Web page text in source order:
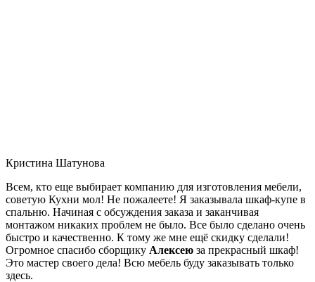
Кристина Шатунова
Всем, кто еще выбирает компанию для изготовления мебели,
советую Кухни мол! Не пожалеете! Я заказывала шкаф-купе в
спальню. Начиная с обсуждения заказа и заканчивая
монтажом никаких проблем не было. Все было сделано очень
быстро и качественно. К тому же мне ещё скидку сделали!
Огромное спасибо сборщику Алексею за прекрасный шкаф!
Это мастер своего дела! Всю мебель буду заказывать только
здесь.